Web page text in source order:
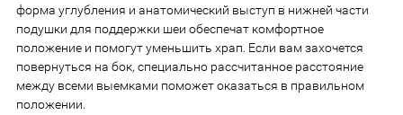
форма углубления и анатомический выступ в нижней части
подушки для поддержки шеи обеспечат комфортное
положение и помогут уменьшить храп. Если вам захочется
повернуться на бок, специально рассчитанное расстояние
между всеми выемками поможет оказаться в правильном
положении.